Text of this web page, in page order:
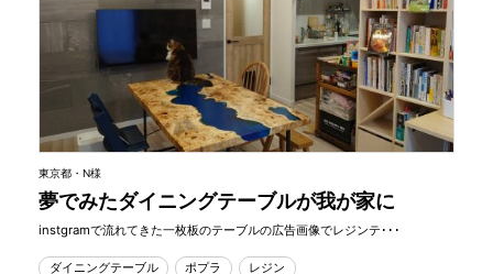
東京都・N様
夢でみたダイニングテーブルが我が家に
instgramで流れてきた一枚板のテーブルの広告画像でレジンテ･･･
ダイニングテーブル ポプラ レジン